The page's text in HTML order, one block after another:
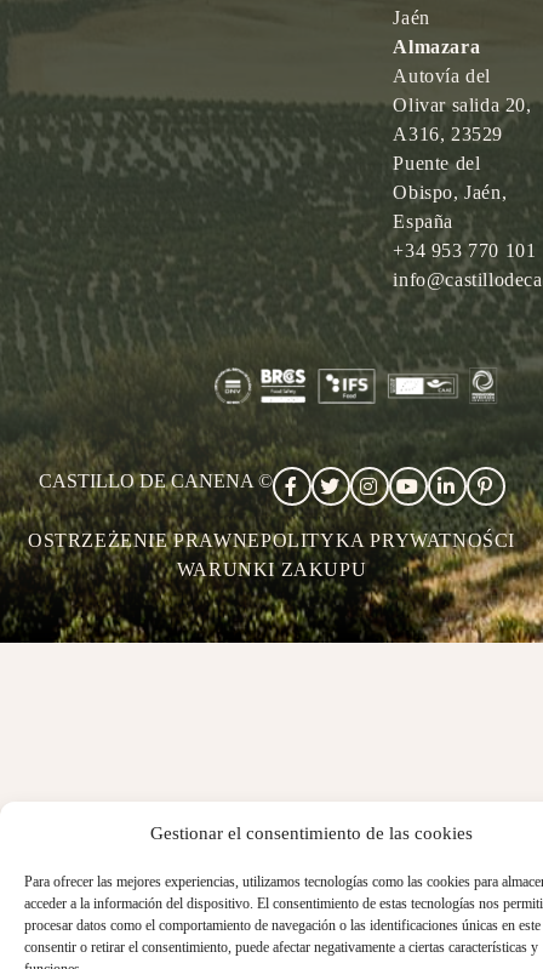
Gestionar el consentimiento de las cookies
Para ofrecer las mejores experiencias, utilizamos tecnologías como las cookies para
acceder a la información del dispositivo. El consentimiento de estas tecnologías nos
procesar datos como el comportamiento de navegación o las identificaciones únicas en
consentir o retirar el consentimiento, puede afectar negativamente a ciertas características y
Jaén
Almazara
Autovía del
Olivar salida 20,
A316, 23529
Puente del
Obispo, Jaén,
España
+34 953 770 101
CASTILLO DE CANENA ©
OSTRZEŻENIE PRAWNEPOLITYKA PRYWATNOŚCI
WARUNKI ZAKUPU